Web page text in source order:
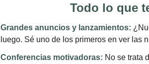
Todo lo que
Grandes anuncios y lanzamientos:
luego. Sé uno de los primeros en ver las
Conferencias motivadoras: No se trata